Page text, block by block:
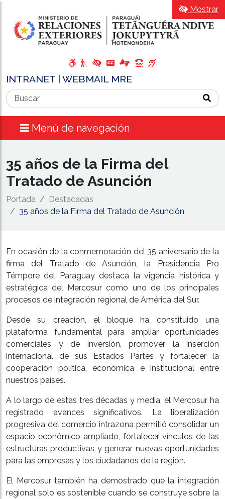
INTRANET WEBMAIL MRE
Menú de navegación
Mostrar
35 años de la Firma del
Tratado de Asunción
Portada
Destacadas
35 años de la Firma del Tratado de Asunción
En ocasión de la conmemoración del 35 aniversario de la
firma del Tratado de Asunción, la Presidencia Pro
Témpore del Paraguay destaca la vigencia histórica y
estratégica del Mercosur como uno de los principales
procesos de integración regional de América del Sur.
Desde su creación, el bloque ha constituido una
plataforma fundamental para ampliar oportunidades
comerciales y de inversión, promover la inserción
internacional de sus Estados Partes y fortalecer la
cooperación política, económica e institucional entre
nuestros países.
A lo largo de estas tres décadas y media, el Mercosur ha
registrado avances significativos. La liberalización
progresiva del comercio intrazona permitió consolidar un
espacio económico ampliado, fortalecer vínculos de las
estructuras productivas y generar nuevas oportunidades
para las empresas y los ciudadanos de la región.
El Mercosur también ha demostrado que la integración
regional solo es sostenible cuando se construye sobre la